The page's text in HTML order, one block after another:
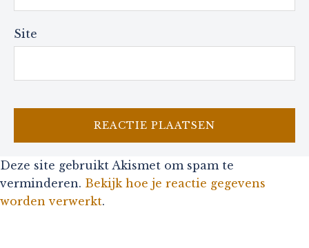
Site
Deze site gebruikt Akismet om spam te
verminderen. Bekijk hoe je reactie gegevens
worden verwerkt.